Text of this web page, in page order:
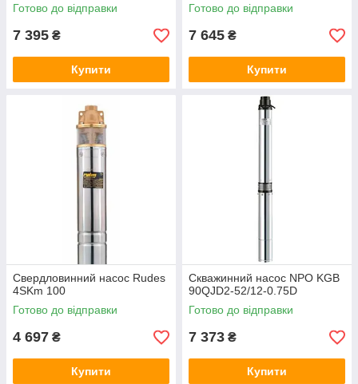
Готово до відправки
7 395 ₴
Купити
Готово до відправки
7 645 ₴
Купити
Свердловинний насос Rudes
4SKm 100
Готово до відправки
4 697 ₴
Купити
Скважинний насос NPO KGB
90QJD2-52/12-0.75D
Готово до відправки
7 373 ₴
Купити